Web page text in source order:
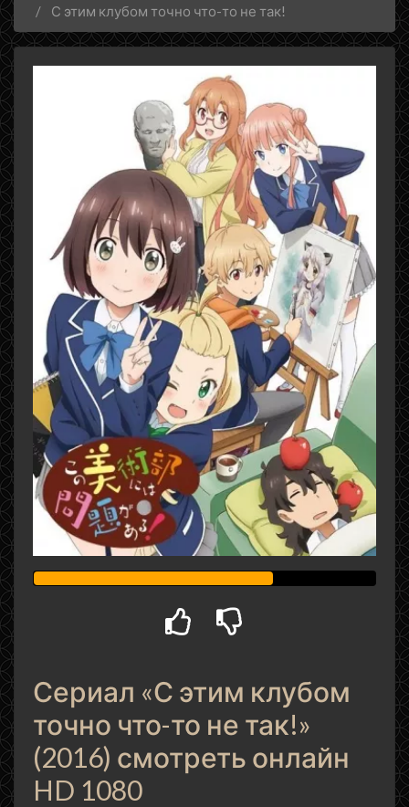
С этим клубом точно что-то не так!
Сериал «С этим клубом
точно что-то не так!»
(2016) смотреть онлайн
HD 1080